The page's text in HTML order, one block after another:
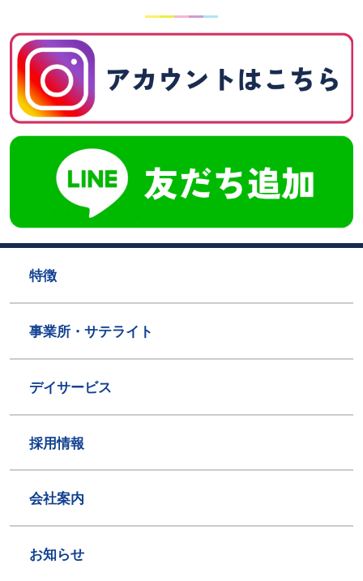
特徴
事業所・サテライト
デイサービス
採用情報
会社案内
お知らせ